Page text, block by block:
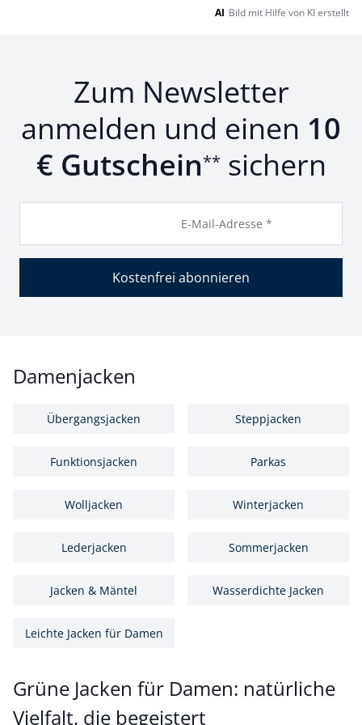
AI Bild mit Hilfe von KI erstellt
Zum Newsletter
anmelden und einen 10
€ Gutschein** sichern
E-Mail-Adresse *
Kostenfrei abonnieren
Damenjacken
Übergangsjacken Steppjacken
Funktionsjacken Parkas
Wolljacken Winterjacken
Lederjacken Sommerjacken
Jacken & Mäntel Wasserdichte Jacken
Leichte Jacken für Damen
Grüne Jacken für Damen: natürliche
Vielfalt, die begeistert